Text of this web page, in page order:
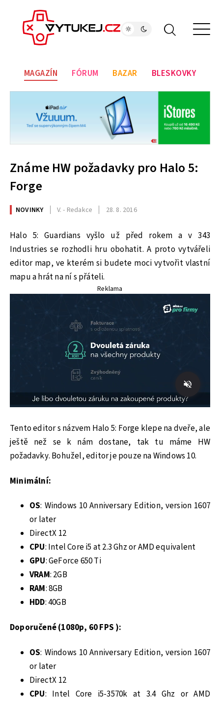
MAGAZÍN FÓRUM BAZAR BLESKOVKY
Známe HW požadavky pro Halo 5:
Forge
NOVINKY V. - Redakce 28. 8. 2016
Halo 5: Guardians vyšlo už před rokem a v 343
Industries se rozhodli hru obohatit. A proto vytvářeli
editor map, ve kterém si budete moci vytvořit vlastní
mapu a hrát na ní s přáteli.
Reklama
Tento editor s názvem Halo 5: Forge klepe na dveře, ale
ještě než se k nám dostane, tak tu máme HW
požadavky. Bohužel, editor je pouze na Windows 10.
Minimální:
OS: Windows 10 Anniversary Edition, version 1607
or later
DirectX 12
CPU: Intel Core i5 at 2.3 Ghz or AMD equivalent
GPU: GeForce 650 Ti
VRAM: 2GB
RAM: 8GB
HDD: 40GB
Doporučené (1080p, 60 FPS ):
OS: Windows 10 Anniversary Edition, version 1607
or later
DirectX 12
CPU: Intel Core i5-3570k at 3.4 Ghz or AMD